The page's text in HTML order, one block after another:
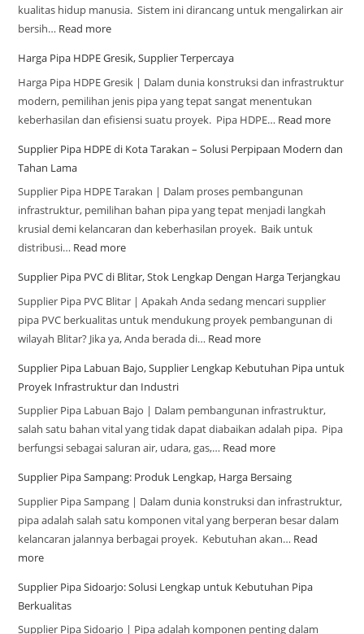
kualitas hidup manusia. Sistem ini dirancang untuk mengalirkan air
bersih… Read more
Harga Pipa HDPE Gresik, Supplier Terpercaya
Harga Pipa HDPE Gresik | Dalam dunia konstruksi dan infrastruktur
modern, pemilihan jenis pipa yang tepat sangat menentukan
keberhasilan dan efisiensi suatu proyek. Pipa HDPE… Read more
Supplier Pipa HDPE di Kota Tarakan – Solusi Perpipaan Modern dan
Tahan Lama
Supplier Pipa HDPE Tarakan | Dalam proses pembangunan
infrastruktur, pemilihan bahan pipa yang tepat menjadi langkah
krusial demi kelancaran dan keberhasilan proyek. Baik untuk
distribusi… Read more
Supplier Pipa PVC di Blitar, Stok Lengkap Dengan Harga Terjangkau
Supplier Pipa PVC Blitar | Apakah Anda sedang mencari supplier
pipa PVC berkualitas untuk mendukung proyek pembangunan di
wilayah Blitar? Jika ya, Anda berada di… Read more
Supplier Pipa Labuan Bajo, Supplier Lengkap Kebutuhan Pipa untuk
Proyek Infrastruktur dan Industri
Supplier Pipa Labuan Bajo | Dalam pembangunan infrastruktur,
salah satu bahan vital yang tidak dapat diabaikan adalah pipa. Pipa
berfungsi sebagai saluran air, udara, gas,… Read more
Supplier Pipa Sampang: Produk Lengkap, Harga Bersaing
Supplier Pipa Sampang | Dalam dunia konstruksi dan infrastruktur,
pipa adalah salah satu komponen vital yang berperan besar dalam
kelancaran jalannya berbagai proyek. Kebutuhan akan… Read
more
Supplier Pipa Sidoarjo: Solusi Lengkap untuk Kebutuhan Pipa
Berkualitas
Supplier Pipa Sidoarjo | Pipa adalah komponen penting dalam